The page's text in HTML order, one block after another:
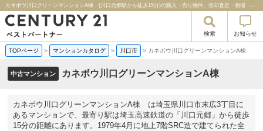
カネボウ川口グリーンマンションA棟 (川口元郷駅から徒歩15分)の購入・売り物件、売却査定・相場・売却価格マンション情報｜センチュリー２１ベストパートナー
検索 お知らせ
TOPページ > マンションカタログ > 川口市 > カネボウ川口グリーンマンションA棟
中古マンション カネボウ川口グリーンマンションA棟
カネボウ川口グリーンマンションA棟 は埼玉県川口市末広3丁目に
あるマンションで、最寄り駅は埼玉高速鉄道の「川口元郷」から徒歩
15分の距離にあります。1979年4月に地上7階SRC造で建てられた全